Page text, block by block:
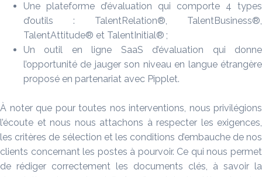
Une plateforme d’évaluation qui comporte 4 types
d’outils : TalentRelation®, TalentBusiness®,
TalentAttitude® et TalentInitial® ;
Un outil en ligne SaaS d’évaluation qui donne
l’opportunité de jauger son niveau en langue étrangère
proposé en partenariat avec Pipplet.
À noter que pour toutes nos interventions, nous privilégions
l’écoute et nous nous attachons à respecter les exigences,
les critères de sélection et les conditions d’embauche de nos
clients concernant les postes à pourvoir. Ce qui nous permet
de rédiger correctement les documents clés, à savoir la